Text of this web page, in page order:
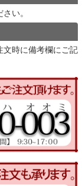
い。
文時に備考欄にご記